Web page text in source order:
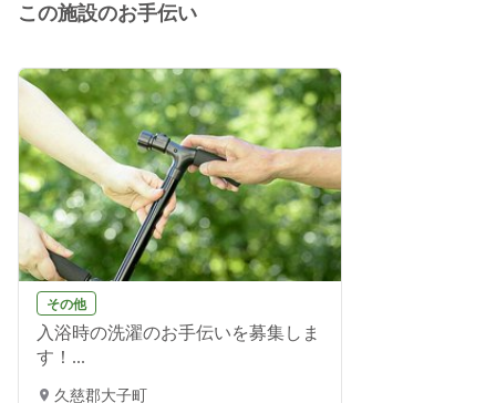
この施設のお手伝い
その他
入浴時の洗濯のお手伝いを募集しま
す！...
久慈郡大子町